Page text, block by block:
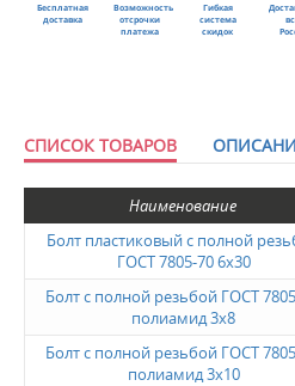
Бесплатная
доставка
Возможность
отсрочки
платежа
Гибкая
система
скидок
СПИСОК ТОВАРОВ
Наименование
Болт пластиковый с полной
ГОСТ 7805-70 6х30
Болт с полной резьбой ГОСТ
полиамид 3x8
Болт с полной резьбой ГОСТ
полиамид 3x10